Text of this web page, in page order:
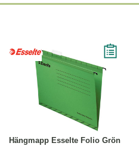
Hängmapp Esselte Folio Grön
Läs mer